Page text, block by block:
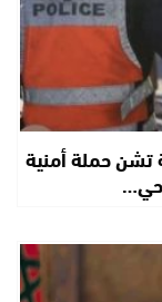
تشن حملة أمنية
حي…